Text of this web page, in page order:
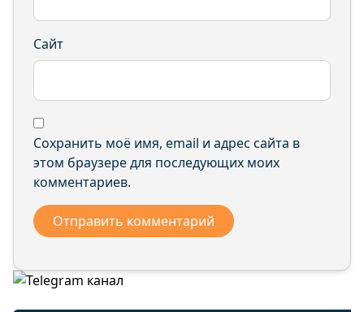
Сайт
Сохранить моё имя, email и адрес сайта в
этом браузере для последующих моих
комментариев.